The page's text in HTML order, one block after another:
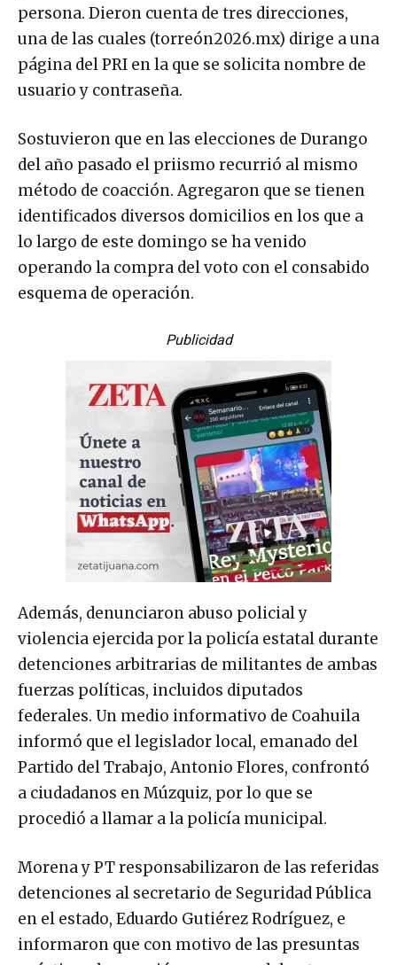
persona. Dieron cuenta de tres direcciones,
una de las cuales (torreón2026.mx) dirige a una
página del PRI en la que se solicita nombre de
usuario y contraseña.
Sostuvieron que en las elecciones de Durango
del año pasado el priismo recurrió al mismo
método de coacción. Agregaron que se tienen
identificados diversos domicilios en los que a
lo largo de este domingo se ha venido
operando la compra del voto con el consabido
esquema de operación.
Publicidad
Además, denunciaron abuso policial y
violencia ejercida por la policía estatal durante
detenciones arbitrarias de militantes de ambas
fuerzas políticas, incluidos diputados
federales. Un medio informativo de Coahuila
informó que el legislador local, emanado del
Partido del Trabajo, Antonio Flores, confrontó
a ciudadanos en Múzquiz, por lo que se
procedió a llamar a la policía municipal.
Morena y PT responsabilizaron de las referidas
detenciones al secretario de Seguridad Pública
en el estado, Eduardo Gutiérez Rodríguez, e
informaron que con motivo de las presuntas